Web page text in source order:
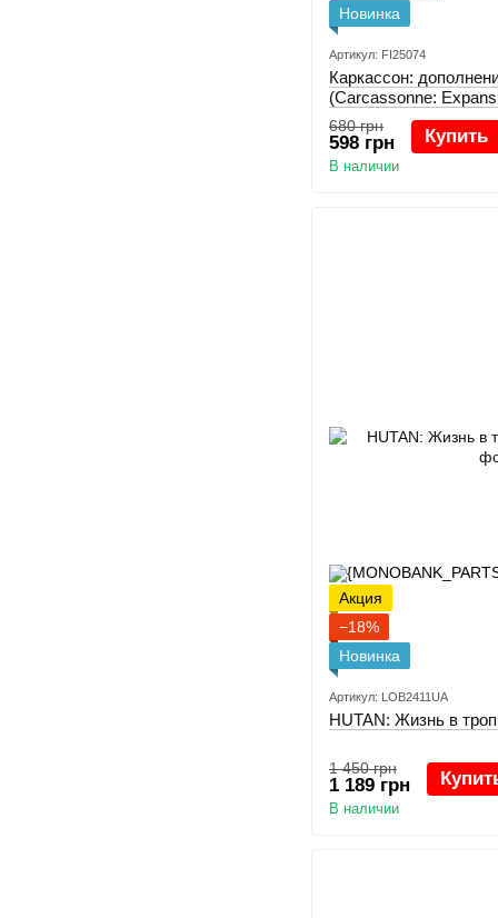
Новинка
Артикул: FI25074
Каркасcон:
(Carcassonne:
Shepherds)
680 грн
598 грн Купить
В наличии
Акция
−18%
Новинка
Артикул: LOB2411UA
HUTAN: Жизнь в
1 450 грн
1 189 грн
В наличии